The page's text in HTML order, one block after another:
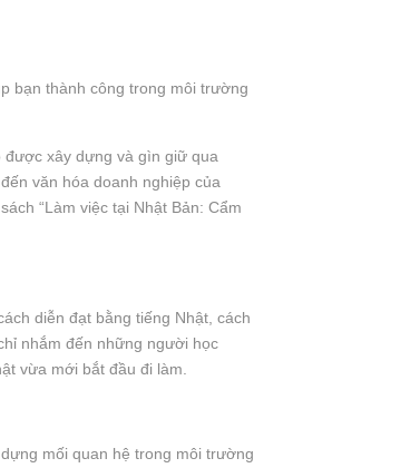
bạn thành công trong môi trường
được xây dựng và gìn giữ qua
văn hóa doanh nghiệp của
“Làm việc tại Nhật Bản: Cẩm
diễn đạt bằng tiếng Nhật, cách
nhắm đến những người học
vừa mới bắt đầu đi làm.
mối quan hệ trong môi trường